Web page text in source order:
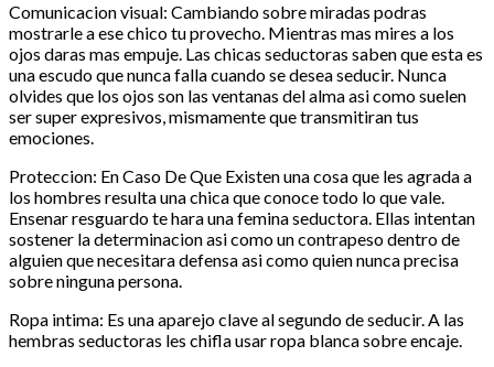
Comunicacion visual: Cambiando sobre miradas podras
mostrarle a ese chico tu provecho. Mientras mas mires a los
ojos daras mas empuje. Las chicas seductoras saben que esta es
una escudo que nunca falla cuando se desea seducir. Nunca
olvides que los ojos son las ventanas del alma asi­ como suelen
ser super expresivos, mismamente que transmitiran tus
emociones.
Proteccion: En Caso De Que Existen una cosa que les agrada a
los hombres resulta una chica que conoce todo lo que vale.
Ensenar resguardo te hara una femina seductora. Ellas intentan
sostener la determinacion asi­ como un contrapeso dentro de
alguien que necesitara defensa asi­ como quien nunca precisa
sobre ninguna persona.
Ropa intima: Es una aparejo clave al segundo de seducir. A las
hembras seductoras les chifla usar ropa blanca sobre encaje.